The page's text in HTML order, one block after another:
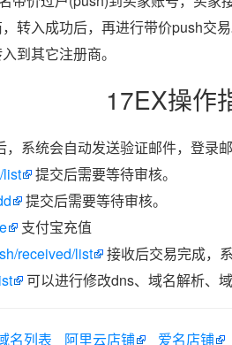
转入成功后，再进行带价push交易
到其它注册商。
17EX操作
，系统会自动发送验证邮件，登录
list
提交后需要等待审核。
提交后需要等待审核。
支付宝充值
received/list
接收后交易完成，
可以进行修改dns、域名解析、
名列表 阿里云店铺 爱名店铺